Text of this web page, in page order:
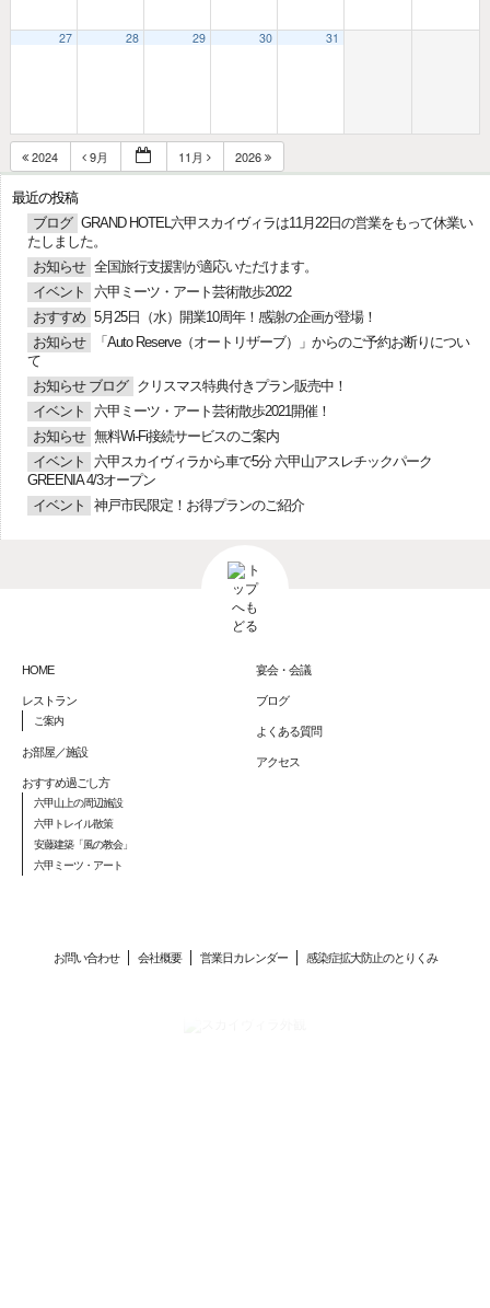
27 28 29 30 31
2024 9月 11月 2026
最近の投稿
ブログ GRAND HOTEL六甲スカイヴィラは11月22日の営業をもって休業い
たしました。
お知らせ 全国旅行支援割が適応いただけます。
イベント
六甲ミーツ・アート芸術散歩2022
おすすめ 5月25日（水）開業10周年！感謝の企画が登場！
お知らせ
「Auto Reserve（オートリザーブ）」からのご予約お断りについ
て
お知らせ ブログ
クリスマス特典付きプラン販売中！
イベント
六甲ミーツ・アート芸術散歩2021開催！
お知らせ 無料Wi-Fi接続サービスのご案内
イベント
六甲スカイヴィラから車で5分 六甲山アスレチックパーク
GREENIA 4/3オープン
イベント
神戸市民限定！お得プランのご紹介
HOME
レストラン
ご案内
お部屋／施設
おすすめ過ごし方
六甲山上の周辺施設
六甲トレイル散策
安藤建築「風の教会」
六甲ミーツ・アート
宴会・会議
ブログ
よくある質問
アクセス
お問い合わせ 会社概要 営業日カレンダー 感染症拡大防止のとりくみ